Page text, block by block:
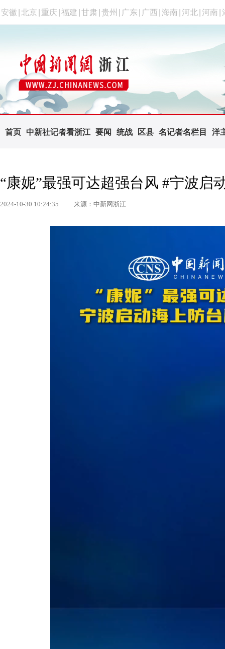
安徽 北京 重庆 福建 甘肃 贵州 广东 广西 海南 河北 河南
首页 中新社记者看浙江 要闻 统战 区县 名记者名栏目 洋
“康妮”最强可达超强台风 #宁波启
2024-10-30 10:24:35 来源：中新网浙江